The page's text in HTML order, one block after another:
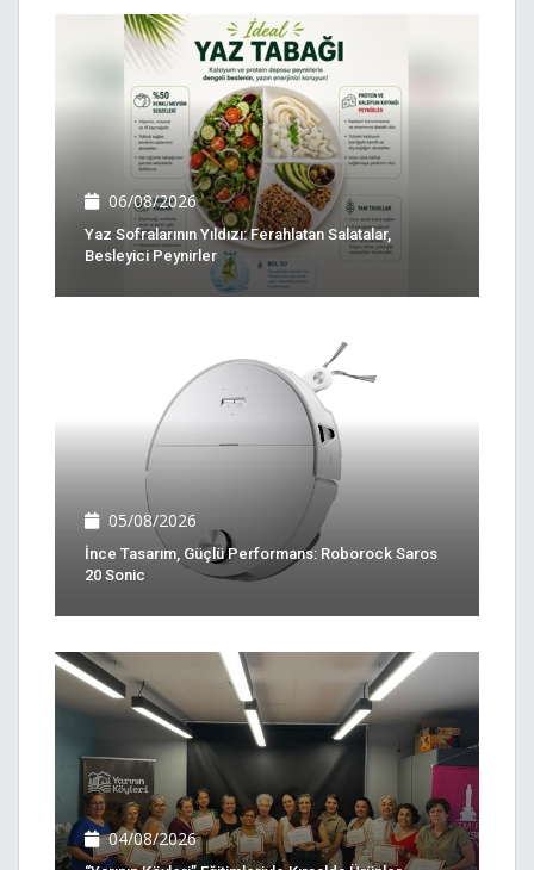
06/08/2026
Yaz Sofralarının Yıldızı: Ferahlatan Salatalar,
Besleyici Peynirler
05/08/2026
İnce Tasarım, Güçlü Performans: Roborock Saros
20 Sonic
04/08/2026